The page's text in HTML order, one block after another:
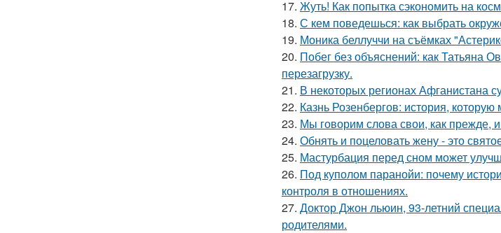
17. Жуть! Как попытка сэкономить на
18. С кем поведешься: как выбрать
19. Моника беллуччи на съёмках
20. Побег без объяснений: как Татьяна
перезагрузку.
21. В некоторых регионах Афганистана
22. Казнь Розенбергов: история,
23. Мы говорим слова свои, как прежде,
24. Обнять и поцеловать жену - это
25. Мастурбация перед сном может
26. Под куполом паранойи: почему
контроля в отношениях.
27. Доктор Джон льюин, 93-летний
родителями.